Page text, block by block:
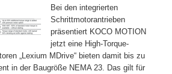
Bei den integrierten
Schrittmotorantrieben
präsentiert KOCO MOTION
jetzt eine High-Torque-
„Lexium MDrive“ bieten damit bis zu
in der Baugröße NEMA 23. Das gilt für